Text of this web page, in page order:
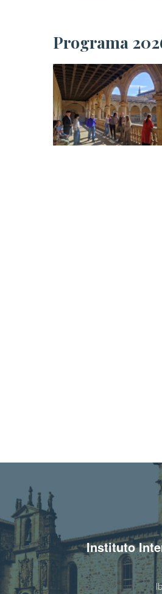
Programa
Instituto